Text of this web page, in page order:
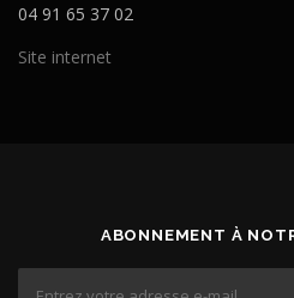
04 91 65 37 02
Site internet
ABONNEMENT À